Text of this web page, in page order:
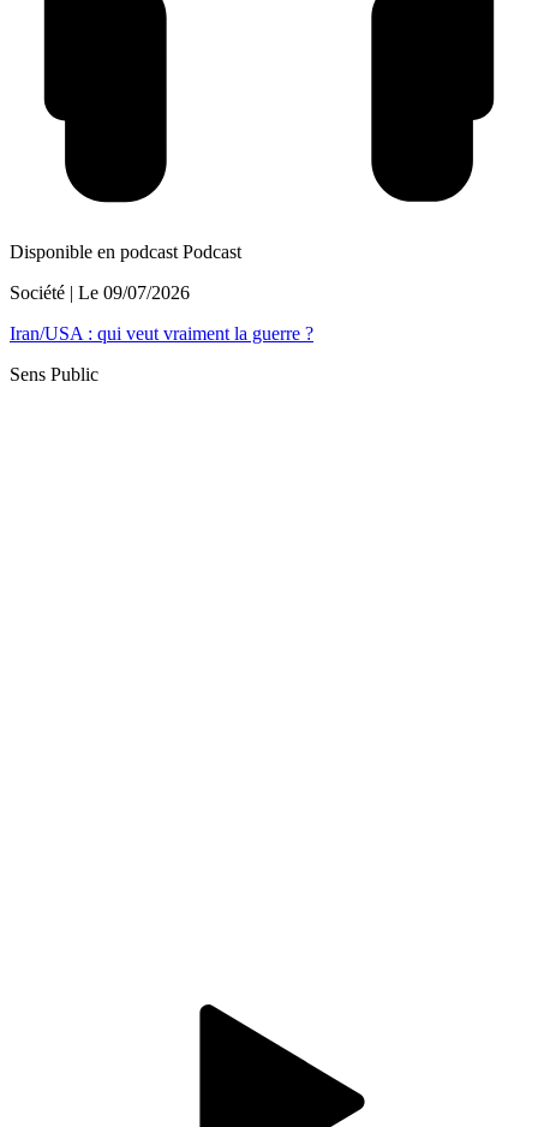
Disponible en podcast Podcast
Société | Le 09/07/2026
Iran/USA : qui veut vraiment la guerre ?
Sens Public